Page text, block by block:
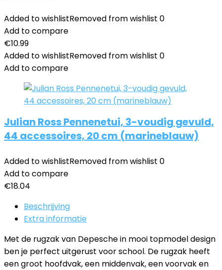
Added to wishlistRemoved from wishlist 0
Add to compare
€10.99
Added to wishlistRemoved from wishlist 0
Add to compare
Julian Ross Pennenetui, 3-voudig gevuld,
44 accessoires, 20 cm (marineblauw)
Added to wishlistRemoved from wishlist 0
Add to compare
€18.04
Beschrijving
Extra informatie
Met de rugzak van Depesche in mooi topmodel design
ben je perfect uitgerust voor school. De rugzak heeft
een groot hoofdvak, een middenvak, een voorvak en